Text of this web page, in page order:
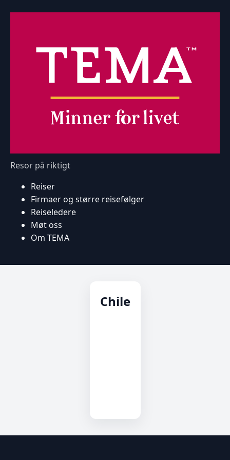
Resor på riktigt
Reiser
Firmaer og større reisefølger
Reiseledere
Møt oss
Om TEMA
Chile